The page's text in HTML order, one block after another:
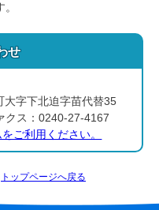
せ
字下北迫字苗代替35
ス：0240-27-4167
ご利用ください。
トップページへ戻る